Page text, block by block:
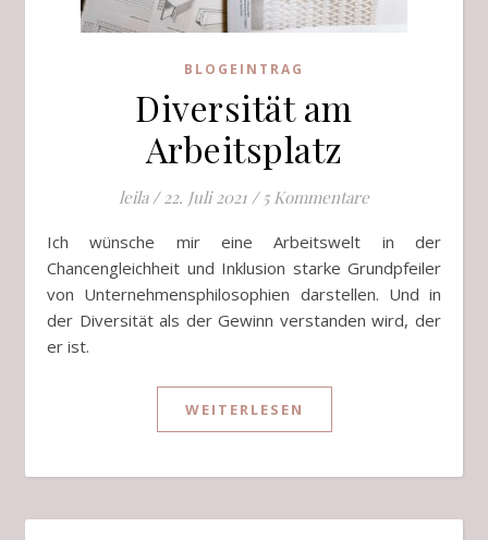
BLOGEINTRAG
Diversität am
Arbeitsplatz
leila / 22. Juli 2021 / 5 Kommentare
Ich wünsche mir eine Arbeitswelt in der
Chancengleichheit und Inklusion starke Grundpfeiler
von Unternehmensphilosophien darstellen. Und in
der Diversität als der Gewinn verstanden wird, der
er ist.
WEITERLESEN